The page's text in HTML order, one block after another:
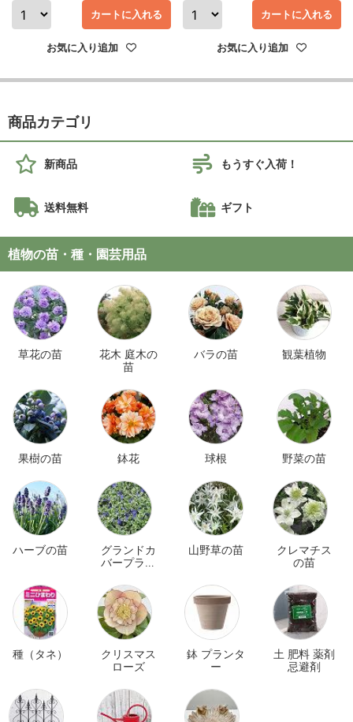
カートに入れる
お気に入り追加
カートに入れる
お気に入り追加
商品カテゴリ
新商品 もうすぐ入荷！
送料無料 ギフト
植物の苗・種・園芸用品
草花の苗
花木 庭木の
苗
バラの苗 観葉植物
果樹の苗 鉢花 球根 野菜の苗
ハーブの苗
グランドカ
バープラン
山野草の苗
クレマチス
の苗
種（タネ）
クリスマス
ローズ
鉢 プランタ
ー
土 肥料 薬剤
忌避剤